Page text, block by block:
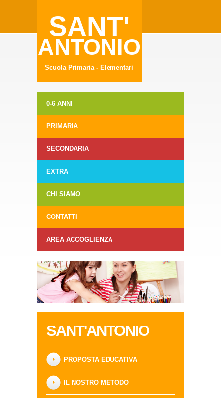
SANT'
ANTONIO
Scuola Primaria - Elementari
0-6 ANNI
PRIMARIA
SECONDARIA
EXTRA
CHI SIAMO
CONTATTI
AREA ACCOGLIENZA
SANT'ANTONIO
PROPOSTA EDUCATIVA
IL NOSTRO METODO